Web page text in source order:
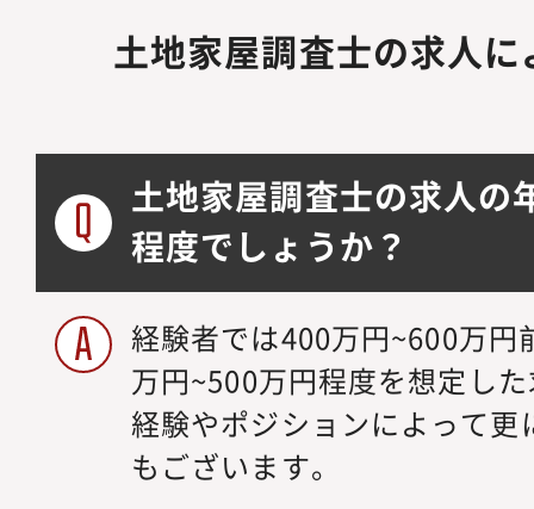
土地家屋調査士の求人
土地家屋調査士の求人の
程度でしょうか？
経験者では400万円~600万円
万円~500万円程度を想定し
経験やポジションによって
もございます。